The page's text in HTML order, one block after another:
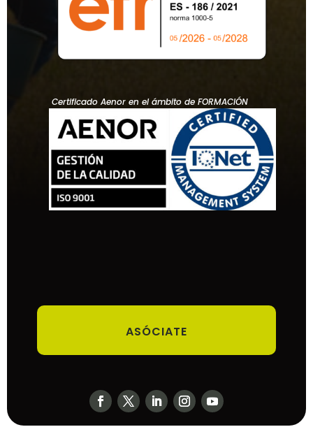
Certificado Aenor en el ámbito de FORMACIÓN
ASÓCIATE